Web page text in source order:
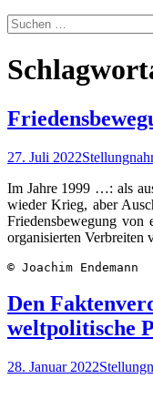
Suchen
nach:
27. Juli 2022
Im Jahre 1999 …: als
wieder Krieg, aber
Friedensbewegung
organisierten Verbreiten
© Joachim Endemann
Den
weltpolitische
28. Januar 2022